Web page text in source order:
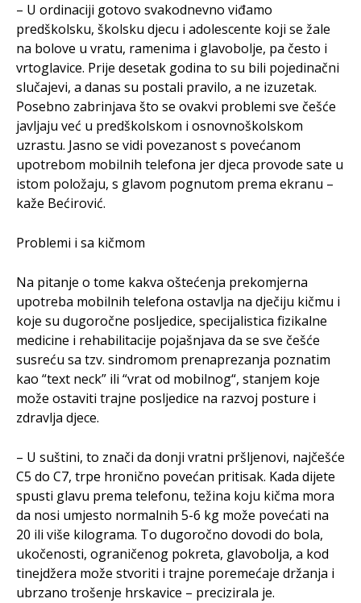
– U ordinaciji gotovo svakodnevno viđamo
predškolsku, školsku djecu i adolescente koji se žale
na bolove u vratu, ramenima i glavobolje, pa često i
vrtoglavice. Prije desetak godina to su bili pojedinačni
slučajevi, a danas su postali pravilo, a ne izuzetak.
Posebno zabrinjava što se ovakvi problemi sve češće
javljaju već u predškolskom i osnovnoškolskom
uzrastu. Jasno se vidi povezanost s povećanom
upotrebom mobilnih telefona jer djeca provode sate u
istom položaju, s glavom pognutom prema ekranu –
kaže Bećirović.
Problemi i sa kičmom
Na pitanje o tome kakva oštećenja prekomjerna
upotreba mobilnih telefona ostavlja na dječiju kičmu i
koje su dugoročne posljedice, specijalistica fizikalne
medicine i rehabilitacije pojašnjava da se sve češće
susreću sa tzv. sindromom prenaprezanja poznatim
kao “text neck” ili “vrat od mobilnog“, stanjem koje
može ostaviti trajne posljedice na razvoj posture i
zdravlja djece.
– U suštini, to znači da donji vratni pršljenovi, najčešće
C5 do C7, trpe hronično povećan pritisak. Kada dijete
spusti glavu prema telefonu, težina koju kičma mora
da nosi umjesto normalnih 5-6 kg može povećati na
20 ili više kilograma. To dugoročno dovodi do bola,
ukočenosti, ograničenog pokreta, glavobolja, a kod
tinejdžera može stvoriti i trajne poremećaje držanja i
ubrzano trošenje hrskavice – precizirala je.